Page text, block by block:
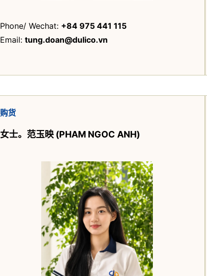
Phone/ Wechat: ‭ ‭‭+84 975 441 115‬
Email:tung.doan@dulico.vn
购货
女士。 范玉映 (PHAM NGOC ANH)